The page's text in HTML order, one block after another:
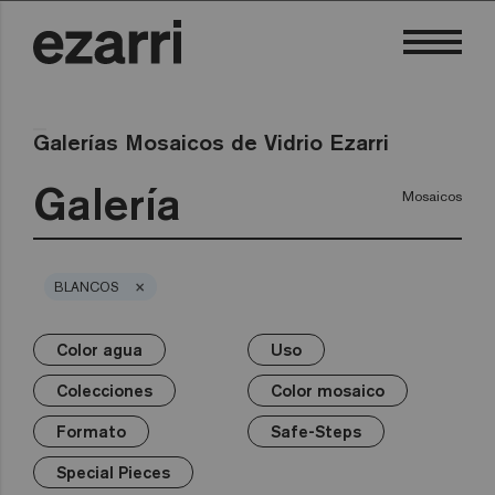
Galerías Mosaicos de Vidrio Ezarri
Mosaicos
Galería
BLANCOS ×
Color agua
Color agua Uso
Uso
Piscina privada
Piscina pública
Wellness
Colecciones
Colecciones
Premium
Terrazzo
Gold
Color mosaico
Color mosaico
Blancos
Negros
Grises
Azules
Verdes
Formato
Formato
25mm
50mm
Hexa
Safe-Steps
Safe-Steps
Anti-slip mosaics
Special Pieces
Special Pieces
Corner
Cove